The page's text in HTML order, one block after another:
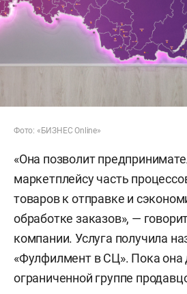
Фото: «БИЗНЕС Online»
«Она позволит
маркетплейсу часть
товаров к отправке и
обработке заказов», —
компании. Услуга получила
«Фулфилмент в СЦ». Пока она
ограниченной группе